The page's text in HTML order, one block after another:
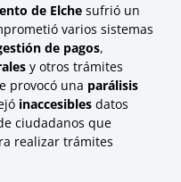
de Elchesufrió un
varios sistemas
de pagos,
y otros trámites
provocó una parálisis
inaccesiblesdatos
ciudadanos que
realizar trámites